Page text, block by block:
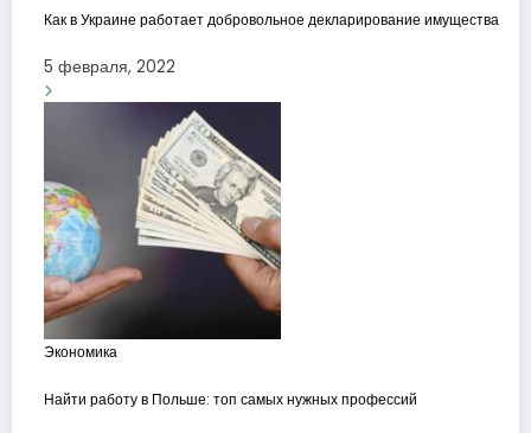
Как в Украине работает добровольное декларирование имущества
5 февраля, 2022
Экономика
Найти работу в Польше: топ самых нужных профессий